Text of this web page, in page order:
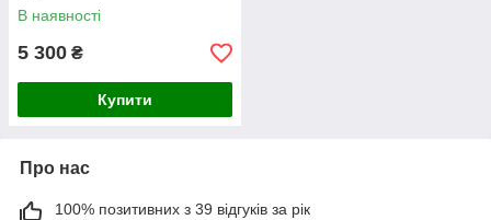
В наявності
5 300 ₴
Купити
Про нас
100% позитивних з 39 відгуків за рік